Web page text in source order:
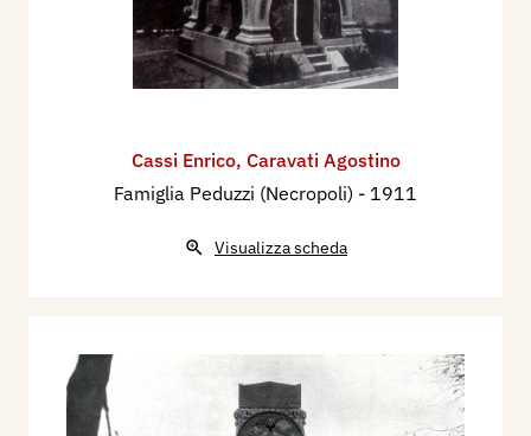
Cassi Enrico, Caravati Agostino
Famiglia Peduzzi (Necropoli) - 1911
Visualizza scheda